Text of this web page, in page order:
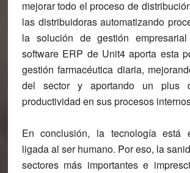
mejorar todo el proceso de
las distribuidoras automatizando
la solución de gestión
software ERP de Unit4 aporta esta
gestión farmacéutica diaria,
del sector y aportando un plus
productividad en sus procesos
En conclusión, la tecnología está
ligada al ser humano. Por eso, la
sectores más importantes e